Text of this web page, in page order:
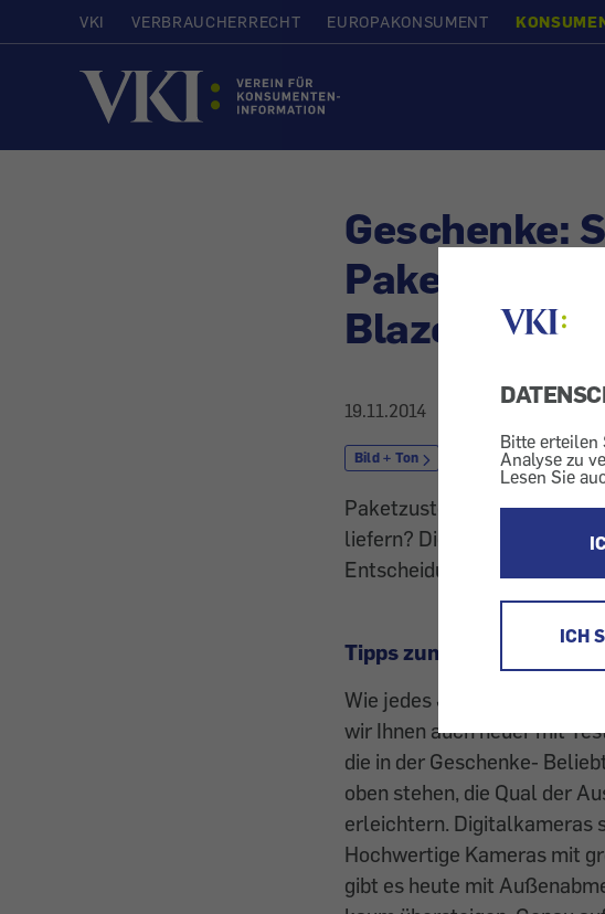
Bitte erteilen
Analyse zu
Lesen Sie
ICH
VKI VERBRAUCHERRECHT EUROPAKONSUMENT
Startseite
Geschenke:
Blazek
19.11.2014
Bild + Ton Fotografie
Paketzusteller,
liefern? Die weihnachtliche
Entscheidungen. - Ein Intern
Tipps zum Schenken
Wie jedes Jahr in der
wir Ihnen auch heuer mit
die in der Geschenke-
oben stehen, die Qual der
erleichtern. Digitalkameras
Hochwertige Kameras mit
gibt es heute mit